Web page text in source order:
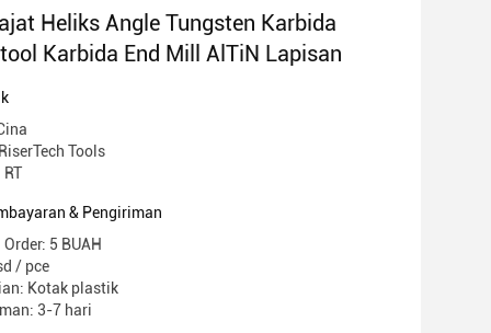
Heliks Angle Tungsten Karbida
Karbida End Mill AlTiN Lapisan
Tools
& Pengiriman
5 BUAH
/ pce
Kotak plastik
3-7 hari